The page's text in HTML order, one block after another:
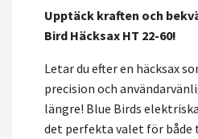
Upptäck kraften och
Bird Häcksax HT 22-60!
Letar du efter en häcksax
precision och
längre! Blue Birds
det perfekta valet för både